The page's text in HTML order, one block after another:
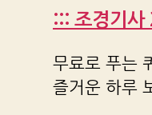
::: 조경기
무료로 푸는
즐거운 하루